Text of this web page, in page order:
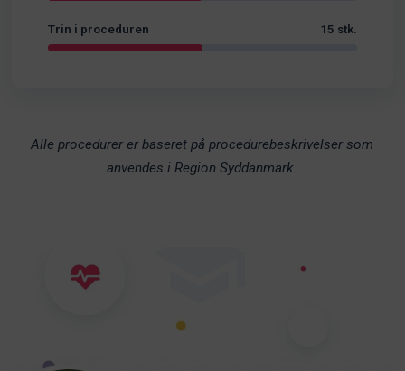
Trin i proceduren 15 stk.
Alle procedurer er baseret på procedurebeskrivelser som
anvendes i Region Syddanmark.